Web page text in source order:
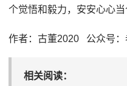
个觉悟和毅力，安安心心
作者：古董2020 公众号：
相关阅读：